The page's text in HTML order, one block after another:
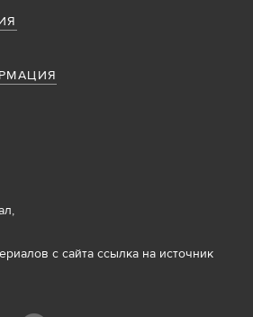
с сайта ссылка на источник